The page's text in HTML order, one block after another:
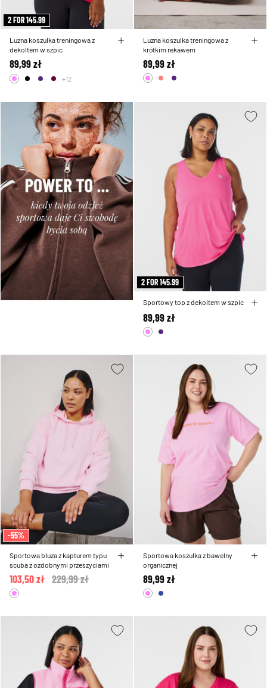
2 FOR 145.99
Luzna koszulka treningowa z
dekoltem w szpic
89,99 zł
+12
Luzna koszulka treningowa z
krótkim rekawem
89,99 zł
2 FOR 145.99
Sportowy top z dekoltem w szpic
89,99 zł
-55%
Sportowa bluza z kapturem typu
scuba z ozdobnymi przeszyciami
Price reduced from
229,99 zł
103,50 zł
Sportowa koszulka z bawelny
organicznej
89,99 zł